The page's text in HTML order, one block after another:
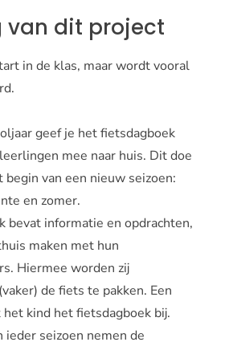
van dit project
in de klas, maar wordt vooral
geef je het fietsdagboek
mee naar huis. Dit doe
begin van een nieuw seizoen:
en zomer.
bevat informatie en opdrachten,
maken met hun
Hiermee worden zij
de fiets te pakken. Een
kind het fietsdagboek bij.
ieder seizoen nemen de